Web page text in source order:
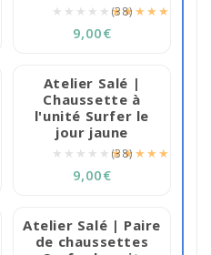
★★★★★ ★★★★★
(38)
9,00€
Atelier Salé |
Chaussette à
l'unité Surfer le
jour jaune
★★★★★ ★★★★★
(38)
9,00€
Atelier Salé | Paire
de chaussettes